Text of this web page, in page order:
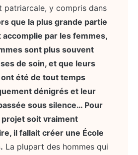
patriarcale, y compris dans
que la plus grande partie
accomplie par les femmes,
sont plus souvent
de soin, et que leurs
été de tout temps
dénigrés et leur
sous silence… Pour
projet soit vraiment
il fallait créer une École
La plupart des hommes qui